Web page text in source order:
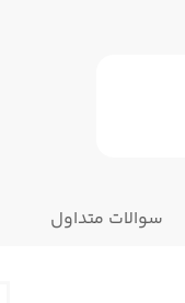
سوالات متداول